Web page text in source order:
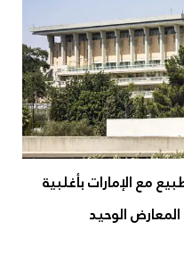
مع الإمارات بأغلبية